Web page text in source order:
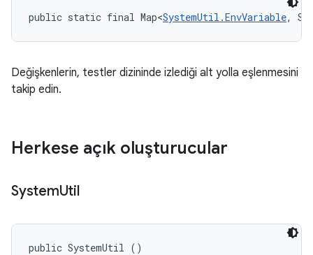
public static final Map<SystemUtil.EnvVariable,
Değişkenlerin, testler dizininde izlediği alt yolla eşlenmesini
takip edin.
Herkese açık oluşturucular
SystemUtil
public SystemUtil ()